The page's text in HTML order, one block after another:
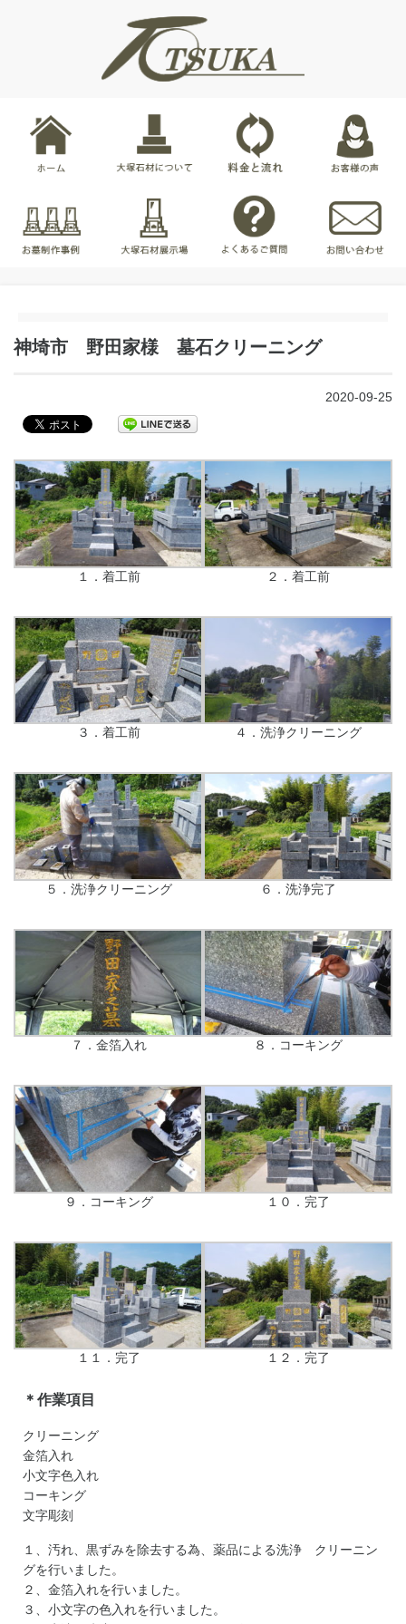
神埼市 野田家様 墓石クリーニング
2020-09-25
１．着工前 ２．着工前
３．着工前 ４．洗浄クリーニング
５．洗浄クリーニング ６．洗浄完了
７．金箔入れ ８．コーキング
９．コーキング １０．完了
１１．完了 １２．完了
＊作業項目
クリーニング
金箔入れ
小文字色入れ
コーキング
文字彫刻
１、汚れ、黒ずみを除去する為、薬品による洗浄 クリーニン
グを行いました。
２、金箔入れを行いました。
３、小文字の色入れを行いました。